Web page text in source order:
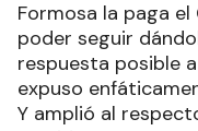
Formosa la paga
poder seguir
respuesta posible
expuso
Y amplió al